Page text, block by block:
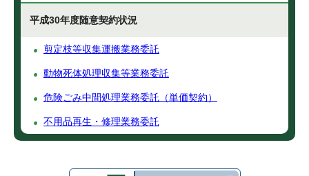
平成30年度随意契約状況
剪定枝等収集運搬業務委託
動物死体処理収集等業務委託
危険ごみ中間処理業務委託（単価契約）
不用品再生・修理業務委託